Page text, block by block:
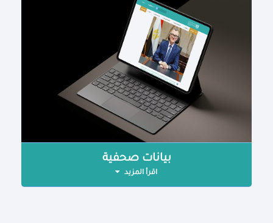
بيانات صحفية
اقرأ المزيد